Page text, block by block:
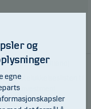
Pensjon Utland)
på utelukkelseslisten til
Investment
/ Statens
og
egne